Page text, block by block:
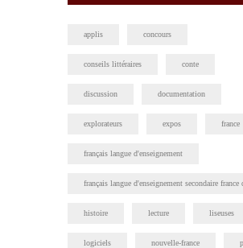
applis concours
conseils littéraires conte
discussion documentation
explorateurs expos france
français langue d'enseignement
français langue d'enseignement secondaire france
histoire lecture liseuses
logiciels nouvelle-france